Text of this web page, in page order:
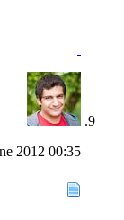
2012 00:35